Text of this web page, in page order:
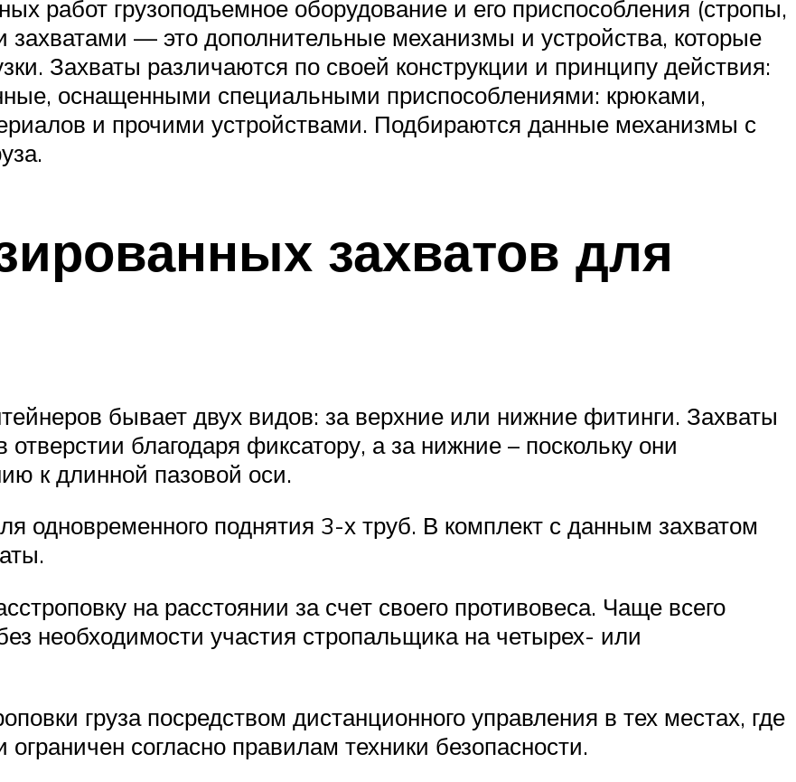
работ грузоподъемное оборудование и его приспособления (стропы,
— это дополнительные механизмы и устройства, которые
Захваты различаются по своей конструкции и принципу действия:
оснащенными специальными приспособлениями: крюками,
и прочими устройствами. Подбираются данные механизмы с
захватов для
бывает двух видов: за верхние или нижние фитинги. Захваты
благодаря фиксатору, а за нижние – поскольку они
к длинной пазовой оси.
одновременного поднятия 3-х труб. В комплект с данным захватом
на расстоянии за счет своего противовеса. Чаще всего
необходимости участия стропальщика на четырех- или
груза посредством дистанционного управления в тех местах, где
согласно правилам техники безопасности.